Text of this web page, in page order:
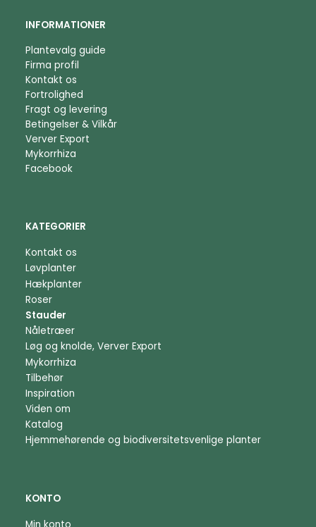
INFORMATIONER
Plantevalg guide
Firma profil
Kontakt os
Fortrolighed
Fragt og levering
Betingelser & Vilkår
Verver Export
Mykorrhiza
Facebook
KATEGORIER
Kontakt os
Løvplanter
Hækplanter
Roser
Stauder
Nåletræer
Løg og knolde, Verver Export
Mykorrhiza
Tilbehør
Inspiration
Viden om
Katalog
Hjemmehørende og biodiversitetsvenlige planter
KONTO
Min konto